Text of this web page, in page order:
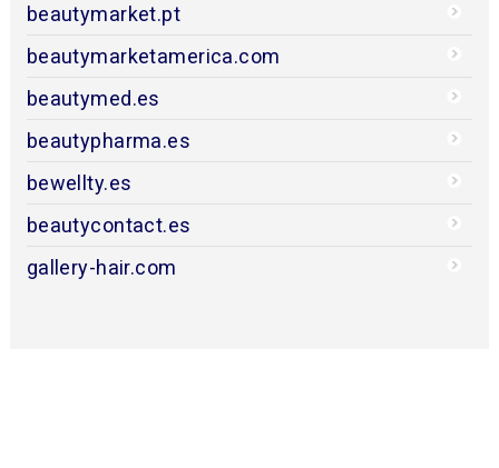
beautymarket.pt
beautymarketamerica.com
beautymed.es
beautypharma.es
bewellty.es
beautycontact.es
gallery-hair.com